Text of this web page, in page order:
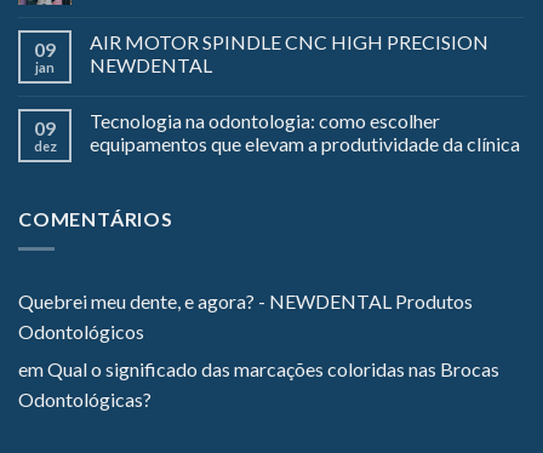
09
jan
AIR MOTOR SPINDLE CNC HIGH PRECISION
NEWDENTAL
09
dez
Tecnologia na odontologia: como escolher
equipamentos que elevam a produtividade da clínica
COMENTÁRIOS
Quebrei meu dente, e agora? - NEWDENTAL Produtos
Odontológicos
emQual o significado das marcações coloridas nas Brocas
Odontológicas?